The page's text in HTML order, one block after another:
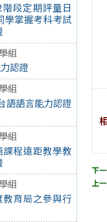
段定期評量日
學掌握考科考試
組
認證
組
語語言能力認證
組
程遠距教學教
組
育局之參與行